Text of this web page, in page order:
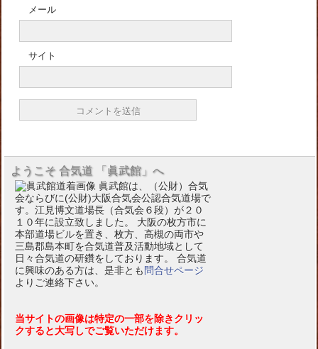
メール
サイト
ようこそ 合気道 「眞武館」へ
眞武館は、（公財）合気
会ならびに(公財)大阪合気会公認合気道場で
す。江見博文道場長（合気会６段）が２０
１０年に設立致しました。 大阪の枚方市に
本部道場ビルを置き、枚方、高槻の両市や
三島郡島本町を合気道普及活動地域として
日々合気道の研鑽をしております。 合気道
に興味のある方は、是非とも 問合せページ
よりご連絡下さい。
当サイトの画像は特定の一部を除きクリッ
クすると大写しでご覧いただけます。